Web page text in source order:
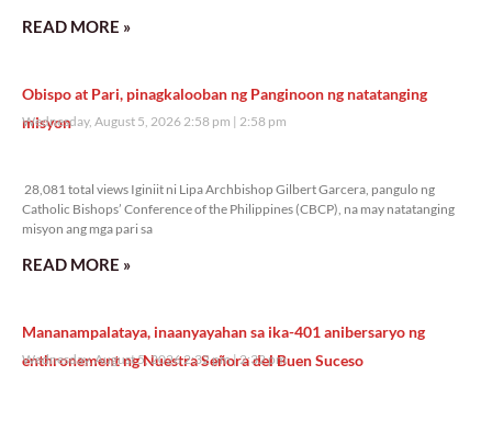
READ MORE »
Obispo at Pari, pinagkalooban ng Panginoon ng natatanging
misyon
Wednesday, August 5, 2026 2:58 pm 2:58 pm
28,081 total views Iginiit ni Lipa Archbishop Gilbert Garcera, pangulo ng
Catholic Bishops’ Conference of the Philippines (CBCP), na may natatanging
misyon ang mga pari sa
READ MORE »
Mananampalataya, inaanyayahan sa ika-401 anibersaryo ng
enthronement ng Nuestra Señora del Buen Suceso
Wednesday, August 5, 2026 2:32 pm 2:32 pm